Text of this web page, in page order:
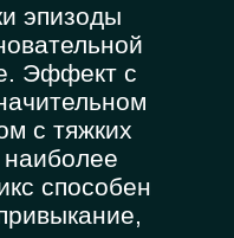
эпизоды
Эффект с
с тяжких
наиболее
способен